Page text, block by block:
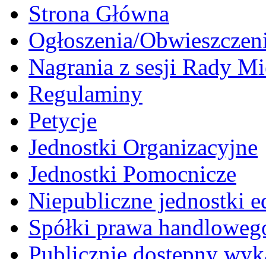
Strona Główna
Ogłoszenia/
Nagrania z sesji Rady
Regulaminy
Petycje
Jednostki Organizacyjne
Jednostki Pomocnicze
Niepubliczne jednostki
Spółki prawa